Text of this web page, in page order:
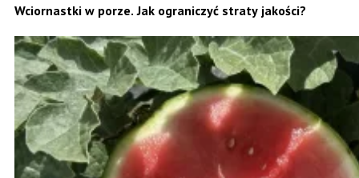
Wciornastki w porze. Jak ograniczyć straty jakości?